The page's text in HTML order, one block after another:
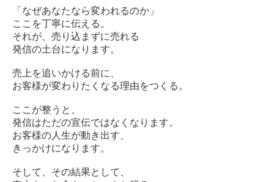
「なぜあなたなら変われるのか」
ここを丁寧に伝える。
それが、売り込まずに売れる
発信の土台になります。
売上を追いかける前に、
お客様が変わりたくなる理由をつくる。
ここが整うと、
発信はただの宣伝ではなくなります。
お客様の人生が動き出す、
きっかけになります。
そして、その結果として、